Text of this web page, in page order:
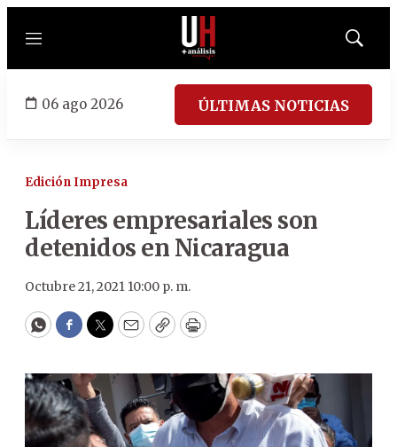
Menú
Mostrar
06 ago 2026 ÚLTIMAS NOTICIAS
Edición Impresa
Líderes empresariales son
detenidos en Nicaragua
Octubre 21, 2021 10:00 p. m.
WhatsApp
Facebook
Twitter
EmailCopyPrint